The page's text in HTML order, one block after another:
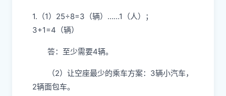
1.（1）25÷8=3（辆）……1（人）；
3+1=4（辆）
答：至少需要4辆。
（2）让空座最少的乘车方案：3辆小汽车，
2辆面包车。